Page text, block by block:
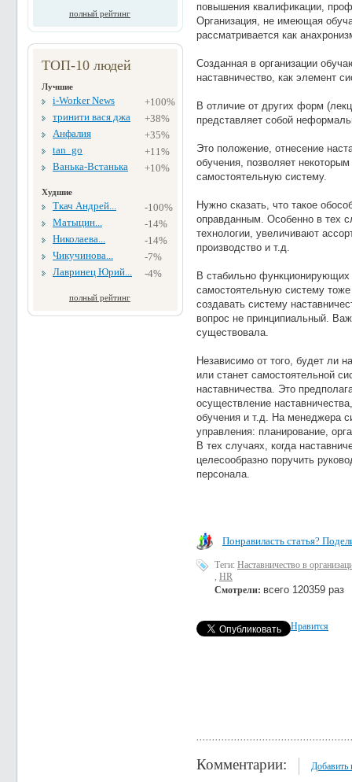
полный рейтинг
ТОП-10 людей
Лучшие
i-Worker News
+100%
тринити вася джа
+38%
Анфалия
+35%
tan_go
+11%
Ванька-Встанька
+10%
Худшие
Ткач Андрей...
-100%
Матыцин...
-14%
Николаева...
-14%
Чикучинова...
-7%
Лавринец Юрий...
-4%
полный рейтинг
повышения квалификации,
Организация, не имеющая
рассматривается как
Созданная в организации
наставничество, как элемент
В отличие от других форм
представляет собой
Это положение, отнесение
обучения, позволяет
самостоятельную систему.
Нужно сказать, что такое
оправданным. Особенно в тех
технологии, увеличивают
производство и т.д.
В стабильно функционирующих
самостоятельную систему
создавать систему
вопрос не принципиальный.
существовала.
Независимо от того, будет ли
или станет самостоятельной
наставничества. Это
осуществление
обучения и т.д. На менеджера
управления: планирование,
В тех случаях, когда
целесообразно поручить
персонала.
Понравиласть статья?
Теги: Наставничество в
, HR
Смотрели: всего 120359 раз
Нравится
Комментарии: Добавить